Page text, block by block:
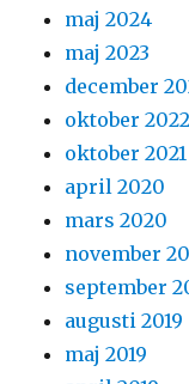
maj 2024
maj 2023
december
oktober 2022
oktober 2021
april 2020
mars 2020
november
september
augusti 2019
maj 2019